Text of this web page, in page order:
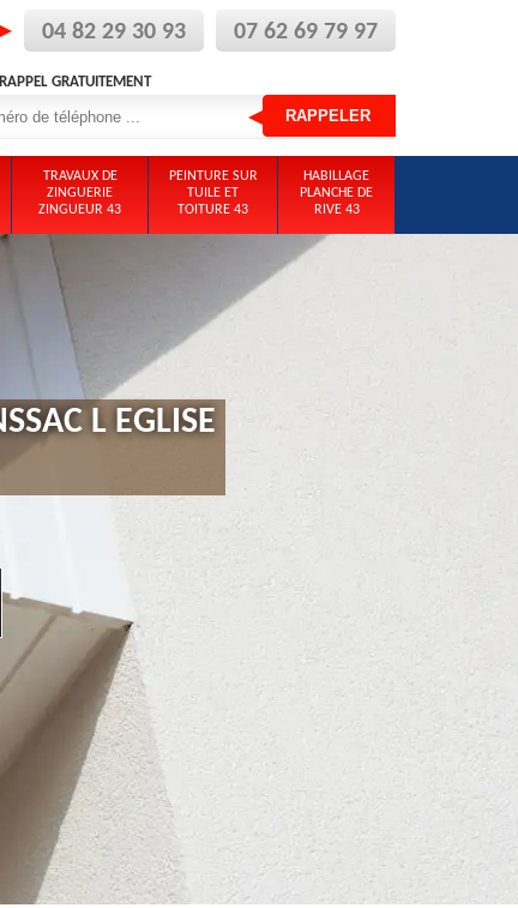
04 82 29 30 93 07 62 69 79 97
GRATUITEMENT
TRAVAUX DE
ZINGUERIE
ZINGUEUR 43
PEINTURE SUR
TUILE ET
TOITURE 43
HABILLAGE
PLANCHE DE
RIVE 43
L EGLISE